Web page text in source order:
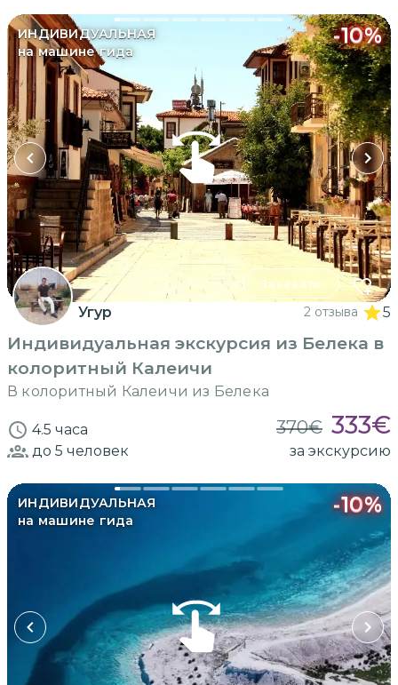
ИНДИВИДУАЛЬНАЯ
на машине гида
-10%
Заказать
Угур 2 отзыва 5
Индивидуальная экскурсия из Белека в
колоритный Калеичи
В колоритный Калеичи из Белека
4.5 часа 370€ 333€
до 5 человек за экскурсию
ИНДИВИДУАЛЬНАЯ
на машине гида
-10%